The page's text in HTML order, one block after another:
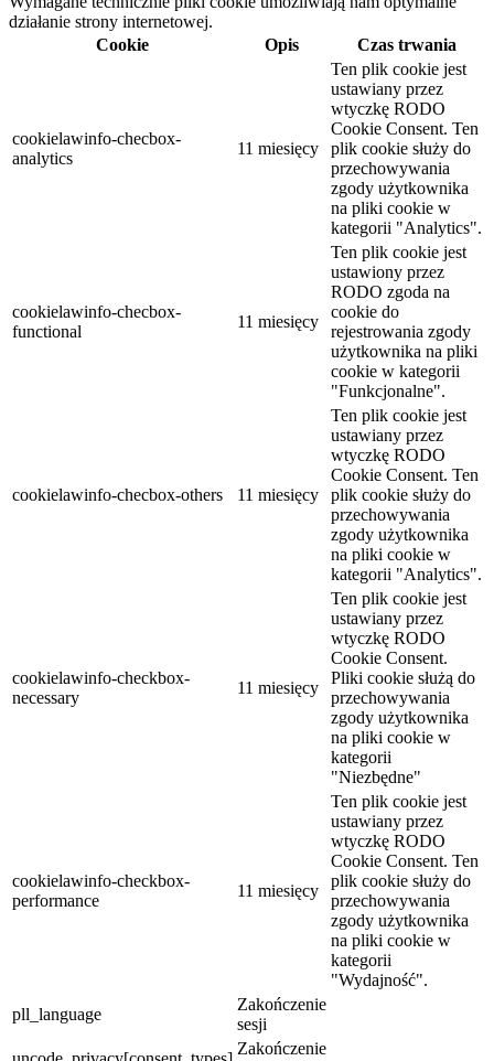
działanie strony internetowej.
Cookie
Opis Czas trwania
cookielawinfo-checbox-
analytics
11 miesięcy
Ten plik cookie jest
ustawiany przez
wtyczkę RODO
Cookie Consent. Ten
plik cookie służy do
przechowywania
zgody użytkownika
na pliki cookie w
kategorii "Analytics".
cookielawinfo-checbox-
functional
11 miesięcy
Ten plik cookie jest
ustawiony przez
RODO zgoda na
cookie do
rejestrowania zgody
użytkownika na pliki
cookie w kategorii
"Funkcjonalne".
cookielawinfo-checbox-others 11 miesięcy
Ten plik cookie jest
ustawiany przez
wtyczkę RODO
Cookie Consent. Ten
plik cookie służy do
przechowywania
zgody użytkownika
na pliki cookie w
kategorii "Analytics".
cookielawinfo-checkbox-
necessary
11 miesięcy
Ten plik cookie jest
ustawiany przez
wtyczkę RODO
Cookie Consent.
Pliki cookie służą do
przechowywania
zgody użytkownika
na pliki cookie w
kategorii
"Niezbędne"
cookielawinfo-checkbox-
performance
11 miesięcy
Ten plik cookie jest
ustawiany przez
wtyczkę RODO
Cookie Consent. Ten
plik cookie służy do
przechowywania
zgody użytkownika
na pliki cookie w
kategorii
"Wydajność".
pll_language
Zakończenie
sesji
Zakończenie